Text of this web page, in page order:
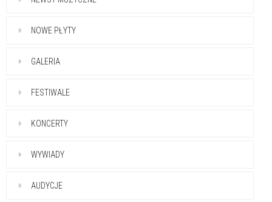
NOWE PŁYTY
GALERIA
FESTIWALE
KONCERTY
WYWIADY
AUDYCJE